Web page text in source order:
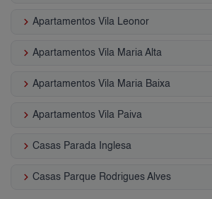
keyboard_arrow_right Apartamentos Vila Leonor
keyboard_arrow_right Apartamentos Vila Maria Alta
keyboard_arrow_right Apartamentos Vila Maria Baixa
keyboard_arrow_right Apartamentos Vila Paiva
keyboard_arrow_right Casas Parada Inglesa
keyboard_arrow_right Casas Parque Rodrigues Alves